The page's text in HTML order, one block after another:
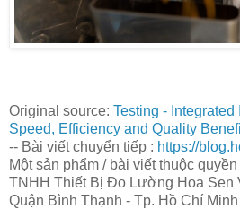
Original source: Testing -
Speed, Efficiency and Quality
-- Bài viết chuyển tiếp : https://
Một sản phẩm / bài viết thuộc
TNHH Thiết Bị Đo Lường Hoa Sen
Quận Bình Thạnh - Tp. Hồ Chí